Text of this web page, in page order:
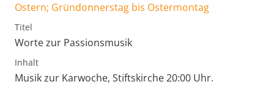
Ostern; Gründonnerstag bis Ostermontag
Titel
Worte zur Passionsmusik
Inhalt
Musik zur Karwoche, Stiftskirche 20:00 Uhr.